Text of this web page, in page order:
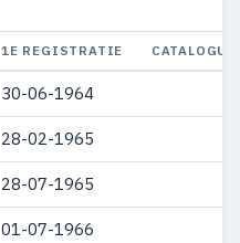
1E REGISTRATIE
30-06-1964
28-02-1965
28-07-1965
01-07-1966